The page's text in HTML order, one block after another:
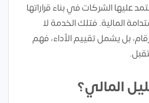
عليها الشركات في بناء قراراتها
المالية. فتلك الخدمة لا
بل يشمل تقييم الأداء، فهم
المالي؟